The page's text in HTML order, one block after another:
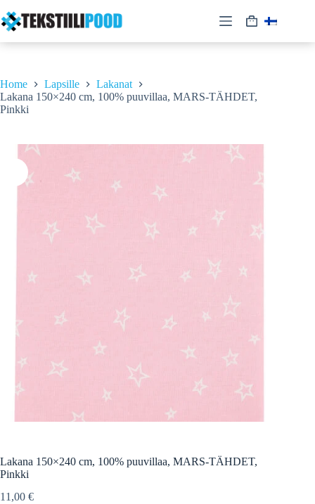
to
content
Shopping
Home Lapsille
Lakanat
Lakana 150×240 cm, 100% puuvillaa, MARS-TÄHDET,
Pinkki
Lakana 150×240 cm, 100% puuvillaa, MARS-TÄHDET,
Pinkki
11,00 €